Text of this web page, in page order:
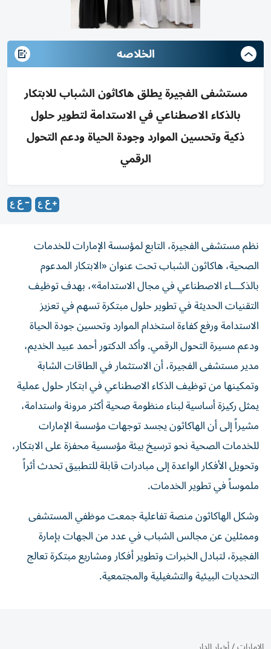
الخلاصه
مستشفى الفجيرة يطلق هاكاثون الشباب للابتكار
بالذكاء الاصطناعي في الاستدامة لتطوير حلول
ذكية وتحسين الموارد وجودة الحياة ودعم التحول
الرقمي
نظم مستشفى الفجيرة، التابع لمؤسسة الإمارات للخدمات
الصحية، هاكاثون الشباب تحت عنوان «الابتكار المدعوم
بالذكـــاء الاصطناعي في مجال الاستدامة»، بهدف توظيف
التقنيات الحديثة في تطوير حلول مبتكرة تسهم في تعزيز
الاستدامة ورفع كفاءة استخدام الموارد وتحسين جودة الحياة
ودعم مسيرة التحول الرقمي. وأكد الدكتور أحمد عبيد الخديم،
مدير مستشفى الفجيرة، أن الاستثمار في الطاقات الشابة
وتمكينها من توظيف الذكاء الاصطناعي في ابتكار حلول عملية
يمثل ركيزة أساسية لبناء منظومة صحية أكثر مرونة واستدامة،
مشيراً إلى أن الهاكاثون يجسد توجهات مؤسسة الإمارات
للخدمات الصحية نحو ترسيخ بيئة مؤسسية محفزة على الابتكار،
وتحويل الأفكار الواعدة إلى مبادرات قابلة للتطبيق تحدث أثراً
ملموساً في تطوير الخدمات.
وشكل الهاكاثون منصة تفاعلية جمعت موظفي المستشفى
وممثلين عن مجالس الشباب في عدد من الجهات بإمارة
الفجيرة، لتبادل الخبرات وتطوير أفكار ومشاريع مبتكرة تعالج
التحديات البيئية والتشغيلية والمجتمعية.